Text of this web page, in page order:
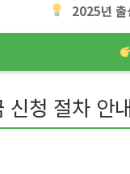
2025년 출
신청 절차 안